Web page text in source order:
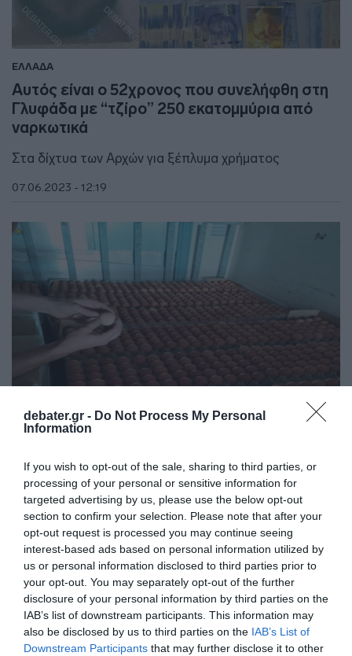
debater.gr - Do Not Process My Personal
Information
If you wish to opt-out of the sale, sharing to third parties, or
processing of your personal or sensitive information for
targeted advertising by us, please use the below opt-out
section to confirm your selection. Please note that after your
opt-out request is processed you may continue seeing
interest-based ads based on personal information utilized by
us or personal information disclosed to third parties prior to
your opt-out. You may separately opt-out of the further
disclosure of your personal information by third parties on the
IAB’s list of downstream participants. This information may
also be disclosed by us to third parties on the IAB’s List of
Downstream Participants that may further disclose it to other
ΕΛΛΑΔΑ
Αυτός είναι ο 52χρονος που συνελήφθη στη
Γλυφάδα με “τζίρο” 250 εκατομμύρια από
ναρκωτικά
Στα δίχτυα των Αρχών για ξέπλυμα χρήματος
07.06.2023 - 12:19
Φορτηγό μετέφερε αυγά από τη Βουλγαρία
χωρίς την απαραίτητη σήμανση – “Πιάστηκε”
από το Σ.Δ.Ο.Ε.
Απόφαση του Υπουργού Αγροτικής Ανάπτυξης και
Τροφίμων
07.04.2023 - 16:34